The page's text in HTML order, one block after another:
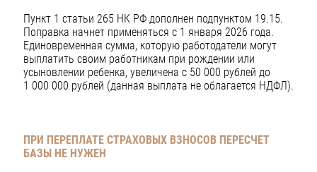
Пункт 1 статьи 265 НК РФ дополнен подпунктом 19.15.
Поправка начнет применяться с 1 января 2026 года.
Единовременная сумма, которую работодатели могут
выплатить своим работникам при рождении или
усыновлении ребенка, увеличена с 50 000 рублей до
1 000 000 рублей (данная выплата не облагается НДФЛ).
ПРИ ПЕРЕПЛАТЕ СТРАХОВЫХ ВЗНОСОВ ПЕРЕСЧЕТ
БАЗЫ НЕ НУЖЕН